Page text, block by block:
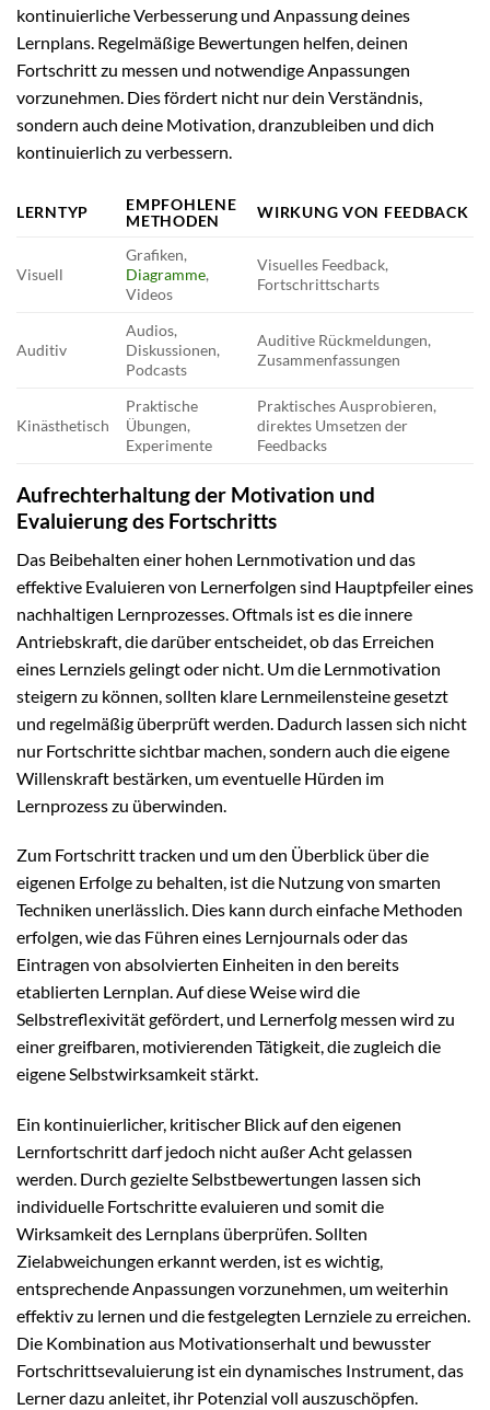
kontinuierliche Verbesserung und Anpassung deines
Lernplans. Regelmäßige Bewertungen helfen, deinen
Fortschritt zu messen und notwendige Anpassungen
vorzunehmen. Dies fördert nicht nur dein Verständnis,
sondern auch deine Motivation, dranzubleiben und dich
kontinuierlich zu verbessern.
LERNTYP
EMPFOHLENE
METHODEN
WIRKUNG VON FEEDBACK
Visuell
Grafiken,
Diagramme,
Videos
Visuelles Feedback,
Fortschrittscharts
Auditiv
Audios,
Diskussionen,
Podcasts
Auditive Rückmeldungen,
Zusammenfassungen
Kinästhetisch
Praktische
Übungen,
Experimente
Praktisches Ausprobieren,
direktes Umsetzen der
Feedbacks
Aufrechterhaltung der Motivation und
Evaluierung des Fortschritts
Das Beibehalten einer hohen Lernmotivation und das
effektive Evaluieren von Lernerfolgen sind Hauptpfeiler eines
nachhaltigen Lernprozesses. Oftmals ist es die innere
Antriebskraft, die darüber entscheidet, ob das Erreichen
eines Lernziels gelingt oder nicht. Um die Lernmotivation
steigern zu können, sollten klare Lernmeilensteine gesetzt
und regelmäßig überprüft werden. Dadurch lassen sich nicht
nur Fortschritte sichtbar machen, sondern auch die eigene
Willenskraft bestärken, um eventuelle Hürden im
Lernprozess zu überwinden.
Zum Fortschritt tracken und um den Überblick über die
eigenen Erfolge zu behalten, ist die Nutzung von smarten
Techniken unerlässlich. Dies kann durch einfache Methoden
erfolgen, wie das Führen eines Lernjournals oder das
Eintragen von absolvierten Einheiten in den bereits
etablierten Lernplan. Auf diese Weise wird die
Selbstreflexivität gefördert, und Lernerfolg messen wird zu
einer greifbaren, motivierenden Tätigkeit, die zugleich die
eigene Selbstwirksamkeit stärkt.
Ein kontinuierlicher, kritischer Blick auf den eigenen
Lernfortschritt darf jedoch nicht außer Acht gelassen
werden. Durch gezielte Selbstbewertungen lassen sich
individuelle Fortschritte evaluieren und somit die
Wirksamkeit des Lernplans überprüfen. Sollten
Zielabweichungen erkannt werden, ist es wichtig,
entsprechende Anpassungen vorzunehmen, um weiterhin
effektiv zu lernen und die festgelegten Lernziele zu erreichen.
Die Kombination aus Motivationserhalt und bewusster
Fortschrittsevaluierung ist ein dynamisches Instrument, das
Lerner dazu anleitet, ihr Potenzial voll auszuschöpfen.